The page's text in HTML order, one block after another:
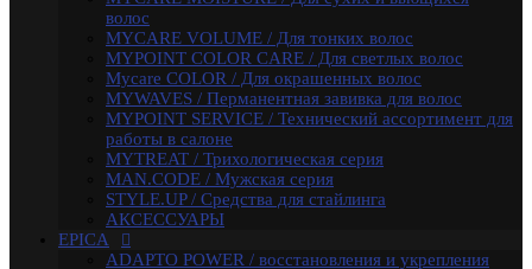
Оттеночные муссы
SHAPE WAVE / Химическая завивка
НАБОРЫ EPICA
Уход за кожей рук / Крем-мыло, Крем для рук
Styling
TOTAL CARE / Уход и защита
SPECIAL / Особенный уход
SKIN BALANCE| / Регулирование работы сальных
желез
SILK WAVES / Ежедневный уход за вьющимися
волосами
HEMP THERAPY ORGANIC / Для роста волос
MEN'S / Мужская серия
волос
MYCARE VOLUME / Для тонких волос
MYPOINT COLOR CARE / Для светлых волос
Mycare COLOR / Для окрашенных волос
MYWAVES / Перманентная завивка для волос
MYPOINT SERVICE / Технический ассортимент для
работы в салоне
MYTREAT / Трихологическая серия
MAN.CODE / Мужская серия
STYLE.UP / Средства для стайлинга
АКСЕССУАРЫ
EPICA
ADAPTO POWER / восстановления и укрепления